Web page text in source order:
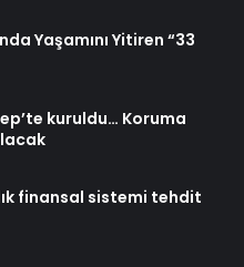
Yaşamını Yitiren “33
kuruldu… Koruma
finansal sistemi tehdit